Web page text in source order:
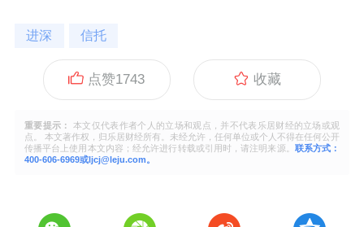
进深 信托
点赞1743 收藏
重要提示：
本文仅代表作者个人的立场和观点，并不代表乐居财经的立场或观
点。 本文著作权，归乐居财经所有。未经允许，任何单位或个人不得在任何公开
传播平台上使用本文内容；经允许进行转载或引用时，请注明来源。 联系方式：
400-606-6969或ljcj@leju.com。